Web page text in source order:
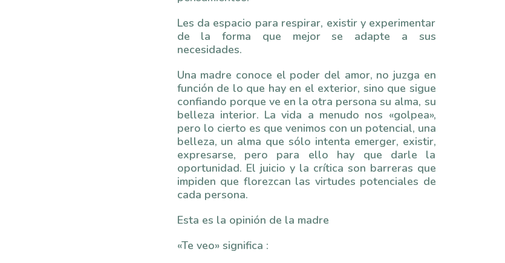
Les da espacio para respirar, existir y experimentar
de la forma que mejor se adapte a sus
necesidades.
Una madre conoce el poder del amor, no juzga en
función de lo que hay en el exterior, sino que sigue
confiando porque ve en la otra persona su alma, su
belleza interior. La vida a menudo nos «golpea»,
pero lo cierto es que venimos con un potencial, una
belleza, un alma que sólo intenta emerger, existir,
expresarse, pero para ello hay que darle la
oportunidad. El juicio y la crítica son barreras que
impiden que florezcan las virtudes potenciales de
cada persona.
Esta es la opinión de la madre
«Te veo» significa :